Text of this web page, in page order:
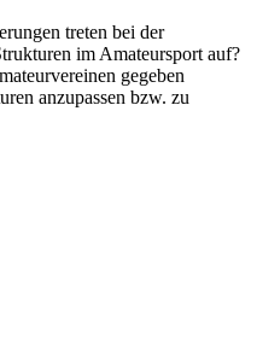
treten bei der
im Amateursport auf?
gegeben
anzupassen bzw. zu